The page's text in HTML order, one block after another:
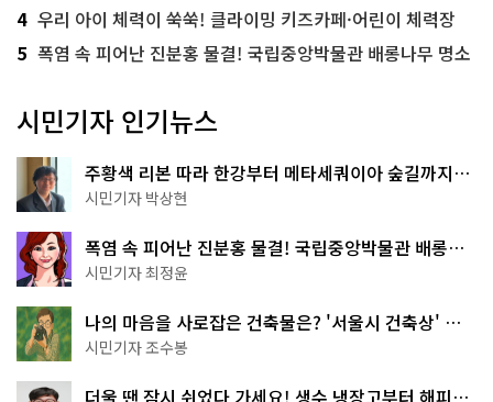
4 우리 아이 체력이 쑥쑥! 클라이밍 키즈카페·어린이 체력장
5 폭염 속 피어난 진분홍 물결! 국립중앙박물관 배롱나무 명소
시민기자 인기뉴스
주황색 리본 따라 한강부터 메타세쿼이아 숲길까지…
서울둘레길 15코스
시민기자 박상현
폭염 속 피어난 진분홍 물결! 국립중앙박물관 배롱나
무 명소
시민기자 최정윤
나의 마음을 사로잡은 건축물은? '서울시 건축상' 수
상작 공개!
시민기자 조수봉
더울 땐 잠시 쉬었다 가세요! 생수 냉장고부터 해피소